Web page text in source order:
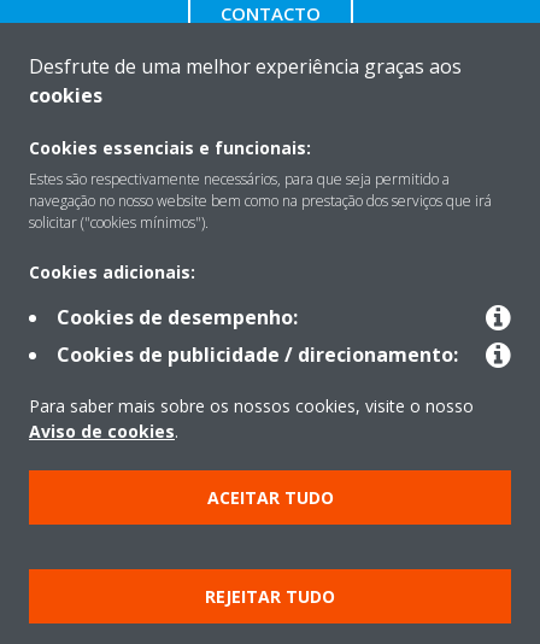
CONTACTO
Sobre
Contacto
Produtos
Copyright © Daikin
Aviso Legal
Aviso de cookies
Política de Proteção de Dados
Ética empresarial
Data Act
Desfrute de uma melhor experiência graças aos
cookies
Cookies essenciais e funcionais:
Estes são respectivamente necessários, para que seja permitido a
navegação no nosso website bem como na prestação dos serviços que irá
solicitar ("cookies mínimos").
Cookies adicionais:
Cookies de desempenho:
Cookies de publicidade / direcionamento:
Para saber mais sobre os nossos cookies, visite o nosso
Aviso de cookies.
ACEITAR TUDO
REJEITAR TUDO